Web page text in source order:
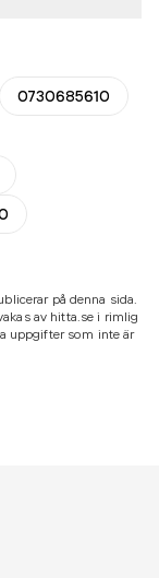
0730685610
på denna sida.
av hitta.se i rimlig
uppgifter som inte är